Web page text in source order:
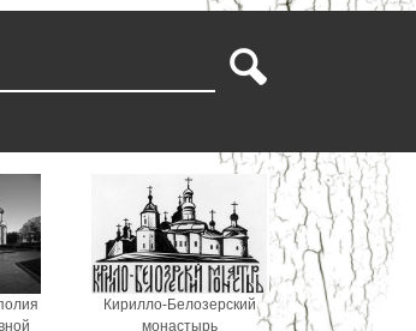
Поиск
Кирилло-Белозерский
монастырь